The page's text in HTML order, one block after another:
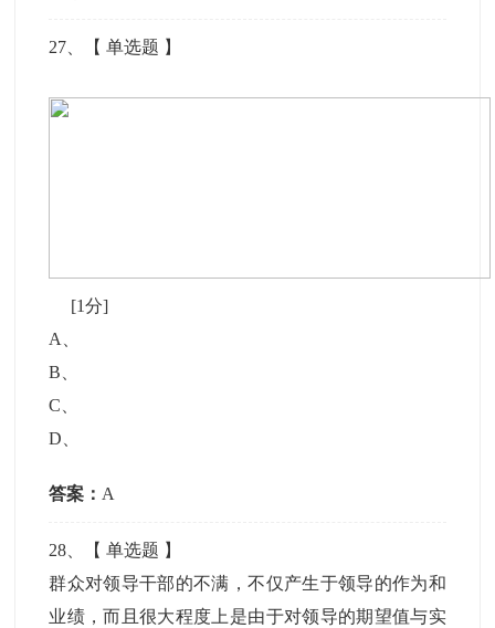
27 、【单选题 】
[1分]
A
B
C
D
答案： A
28 、【单选题 】
群众对领导干部的不满，不仅产生于领导的作为和
业绩，而且很大程度上是由于对领导的期望值与实